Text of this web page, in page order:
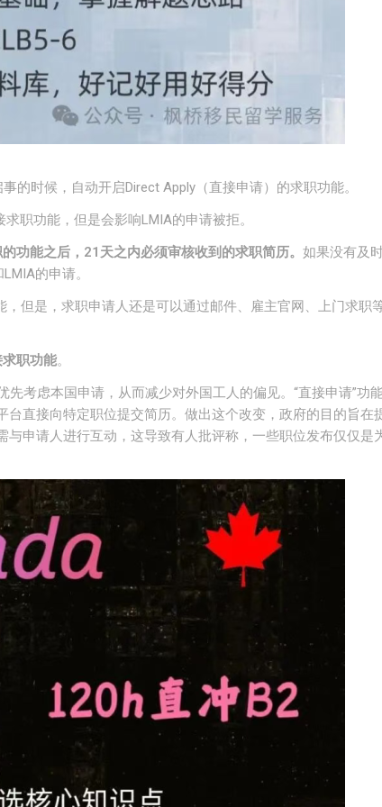
的时候，自动开启Direct Apply（直接申请）的求职功能。
职功能，但是会影响LMIA的申请被拒。
功能之后， 21 天之内必须审核收到的求职简历。 如果没有及
的申请。
，但是，求职申请人还是可以通过邮件、雇主官网、上门求职
职功能。
考虑本国申请，从而减少对外国工人的偏见。“直接申请”功
直接向特定职位提交简历。做出这个改变，政府的目的旨在
申请人进行互动，这导致有人批评称，一些职位发布仅仅是